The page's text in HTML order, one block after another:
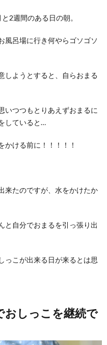
2週間のある日の朝。
風呂場に行き何やらゴソゴソ
しようとすると、自らおまる
いつつもとりあえずおまるに
していると…
かける前に！！！！！
来たのですが、水をかけたか
と自分でおまるを引っ張り出
っこが出来る日が来るとは思
おしっこを継続で